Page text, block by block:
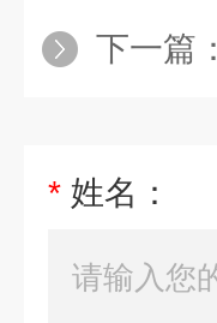
下一篇：
* 姓名：